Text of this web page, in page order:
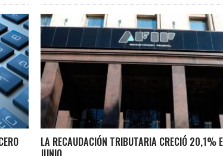
LA RECAUDACIÓN TRIBUTARIA CRECIÓ 20,1%